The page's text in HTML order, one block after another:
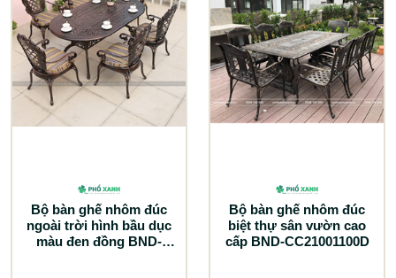
Bộ bàn ghế nhôm đúc
ngoài trời hình bầu dục
màu đen đồng BND-
Bộ bàn ghế nhôm đúc
biệt thự sân vườn cao
cấp BND-CC21001100D